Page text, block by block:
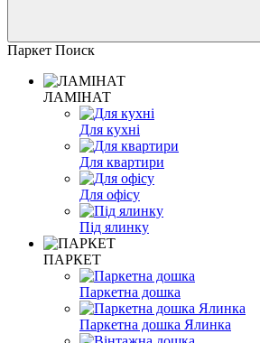
Паркет Поиск
ЛАМІНАТ
Для кухні
Для квартири
Для офісу
Під ялинку
ПАРКЕТ
Паркетна дошка
Паркетна дошка Ялинка